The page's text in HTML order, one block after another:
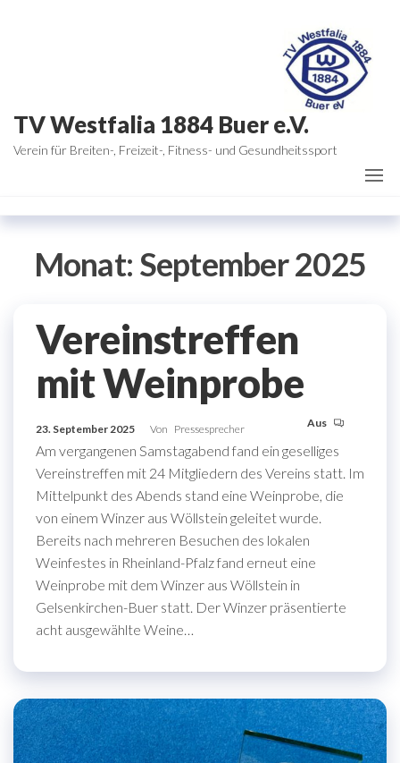
TV Westfalia 1884 Buer e.V.
Verein für Breiten-, Freizeit-, Fitness- und Gesundheitssport
Monat: September 2025
Vereinstreffen
mit Weinprobe
23. September 2025 Von Pressesprecher Aus
Am vergangenen Samstagabend fand ein geselliges
Vereinstreffen mit 24 Mitgliedern des Vereins statt. Im
Mittelpunkt des Abends stand eine Weinprobe, die
von einem Winzer aus Wöllstein geleitet wurde.
Bereits nach mehreren Besuchen des lokalen
Weinfestes in Rheinland-Pfalz fand erneut eine
Weinprobe mit dem Winzer aus Wöllstein in
Gelsenkirchen-Buer statt. Der Winzer präsentierte
acht ausgewählte Weine…